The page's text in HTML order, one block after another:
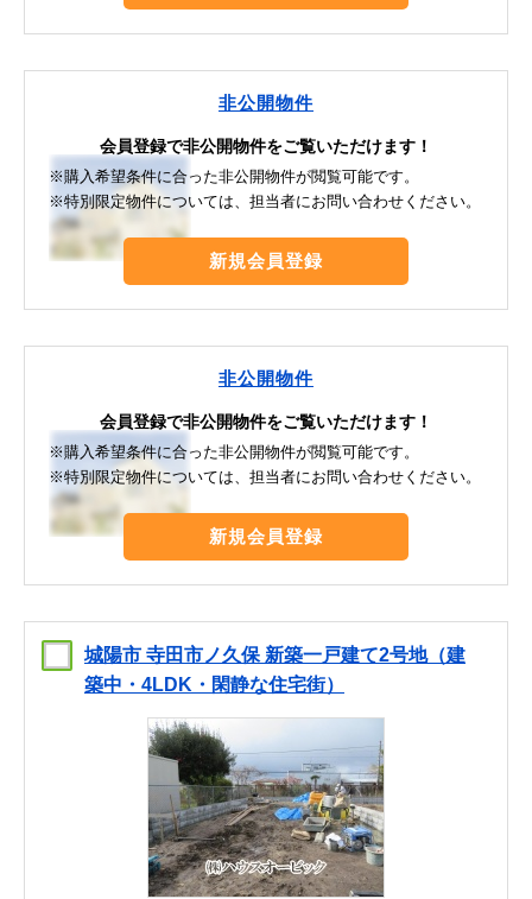
非公開物件
会員登録で非公開物件をご覧いただけます！
※購入希望条件に合った非公開物件が閲覧可能です。
※特別限定物件については、担当者にお問い合わせください。
新規会員登録
非公開物件
会員登録で非公開物件をご覧いただけます！
※購入希望条件に合った非公開物件が閲覧可能です。
※特別限定物件については、担当者にお問い合わせください。
新規会員登録
城陽市 寺田市ノ久保 新築一戸建て2号地（建
築中・4LDK・閑静な住宅街）